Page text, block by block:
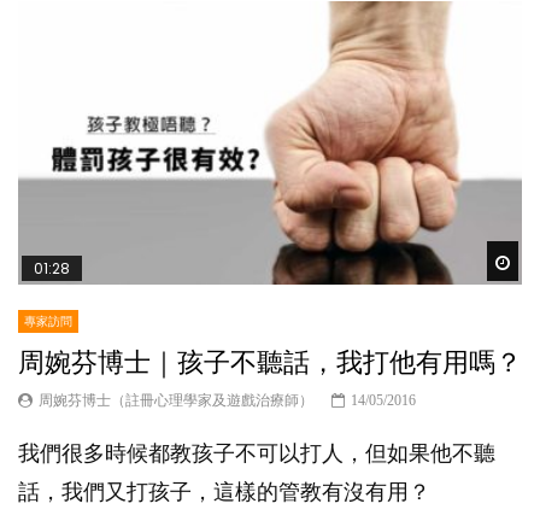
01:28
專家訪問
周婉芬博士｜孩子不聽話，我打他有用嗎？
周婉芬博士（註冊心理學家及遊戲治療師） 14/05/2016
我們很多時候都教孩子不可以打人，但如果他不聽
話，我們又打孩子，這樣的管教有沒有用？